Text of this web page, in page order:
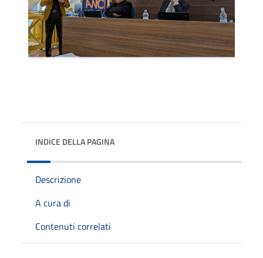
INDICE DELLA PAGINA
Descrizione
A cura di
Contenuti correlati